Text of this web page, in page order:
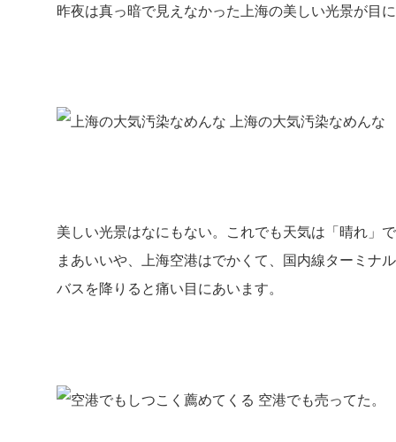
昨夜は真っ暗で見えなかった上海の美しい光景が目
上海の大気汚染なめんな
美しい光景はなにもない。これでも天気は「晴れ」
まあいいや、上海空港はでかくて、国内線ターミナ
バスを降りると痛い目にあいます。
空港でも売ってた。